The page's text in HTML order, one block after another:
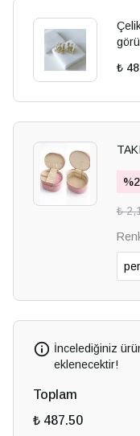
₺
%
₺
İncelediğiniz
eklenecektir!
Toplam
₺ 487.50